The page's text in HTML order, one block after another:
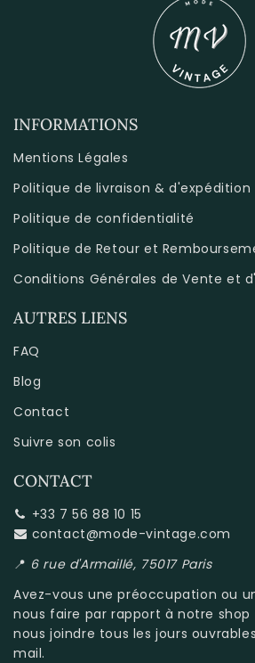
INFORMATIONS
Mentions Légales
Politique de livraison & d'expédition
Politique de confidentialité
Politique de Retour et
Conditions Générales de Vente et
AUTRES LIENS
FAQ
Blog
Contact
Suivre son colis
CONTACT
+33 7 56 88 10 15
contact@mode-vintage.com
📍 6 rue d'Armaillé, 75017 Paris
Avez-vous une préoccupation ou
nous faire par rapport ànotre shop
nous joindre tous les jours
mail.